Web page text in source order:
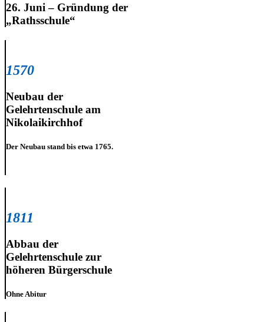
26. Juni – Gründung der
„Rathsschule“
1570
Neubau der
Gelehrtenschule am
Nikolaikirchhof
Der Neubau stand bis etwa 1765.
1811
Abbau der
Gelehrtenschule zur
höheren Bürgerschule
Ohne Abitur